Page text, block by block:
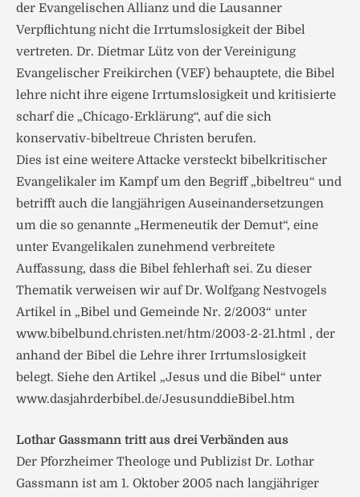
der Evangelischen Allianz und die Lausanner
Verpflichtung nicht die Irrtumslosigkeit der Bibel
vertreten. Dr. Dietmar Lütz von der Vereinigung
Evangelischer Freikirchen (VEF) behauptete, die Bibel
lehre nicht ihre eigene Irrtumslosigkeit und kritisierte
scharf die „Chicago-Erklärung“, auf die sich
konservativ-bibeltreue Christen berufen.
Dies ist eine weitere Attacke versteckt bibelkritischer
Evangelikaler im Kampf um den Begriff „bibeltreu“ und
betrifft auch die langjährigen Auseinandersetzungen
um die so genannte „Hermeneutik der Demut“, eine
unter Evangelikalen zunehmend verbreitete
Auffassung, dass die Bibel fehlerhaft sei. Zu dieser
Thematik verweisen wir auf Dr. Wolfgang Nestvogels
Artikel in „Bibel und Gemeinde Nr. 2/2003“ unter
www.bibelbund.christen.net/htm/2003-2-21.html , der
anhand der Bibel die Lehre ihrer Irrtumslosigkeit
belegt. Siehe den Artikel „Jesus und die Bibel“ unter
www.dasjahrderbibel.de/JesusunddieBibel.htm
Lothar Gassmann tritt aus drei Verbänden aus
Der Pforzheimer Theologe und Publizist Dr. Lothar
Gassmann ist am 1. Oktober 2005 nach langjähriger